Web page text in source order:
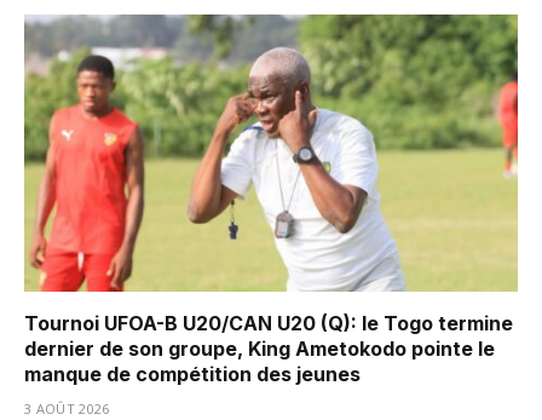
Tournoi UFOA-B U20/CAN U20 (Q): le Togo termine
dernier de son groupe, King Ametokodo pointe le
manque de compétition des jeunes
3 AOÛT 2026